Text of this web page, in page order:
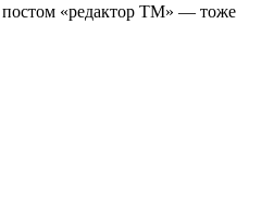
постом «редактор ТМ» — тоже